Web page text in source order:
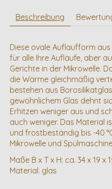
Beschreibung
Diese ovale Auflaufform
für alle Ihre Aufläufe, aber
Gerichte in der Mikrowelle.
die Wärme gleichmäßig
bestehen aus
gewöhnlichem Glas dehnt
Erhitzen weniger aus und
auch weniger. Das Material
und frostbeständig bis -40
Mikrowelle und
Maße B x T x H: ca. 34 x 19 x
Material: glas